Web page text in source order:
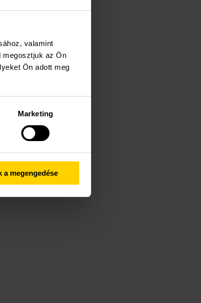
valamint
megosztjuk az Ön
Ön adott meg
Marketing
a megengedése